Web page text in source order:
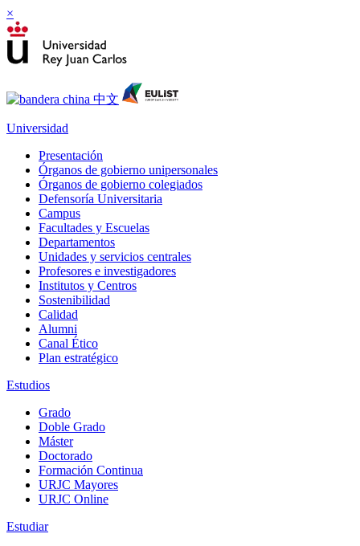
×
Universidad
Presentación
Órganos de gobierno unipersonales
Órganos de gobierno colegiados
Defensoría Universitaria
Campus
Facultades y Escuelas
Departamentos
Unidades y servicios centrales
Profesores e investigadores
Institutos y Centros
Sostenibilidad
Calidad
Alumni
Canal Ético
Plan estratégico
Estudios
Grado
Doble Grado
Máster
Doctorado
Formación Continua
URJC Mayores
URJC Online
Estudiar